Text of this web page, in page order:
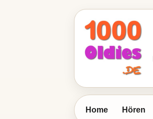
Home Hören